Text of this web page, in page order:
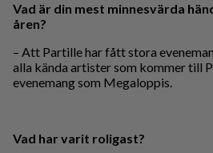
Vad är din mest minnesvärda
åren?
– Att Partille har fått stora
alla kända artister som kommer till
evenemang som Megaloppis.
Vad har varit roligast?